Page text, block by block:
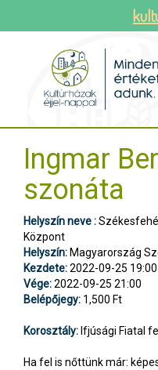
Ingmar
szonáta
Helyszín neve :
Központ
Helyszín: Magyarország
Kezdete:2022-09-25 19:00
Vége:2022-09-25 21:00
Belépőjegy: 1,500 Ft
Korosztály: Ifjúsági Fiatal
Ha fel is nőttünk már: